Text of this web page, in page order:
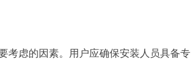
考虑的因素。用户应确保安装人员具备专